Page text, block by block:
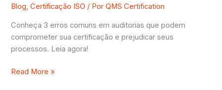
Blog,Certificação ISO / PorQMS Certification
Conheça 3 erros comuns em auditorias que podem
comprometer sua certificação e prejudicar seus
processos. Leia agora!
Read More »